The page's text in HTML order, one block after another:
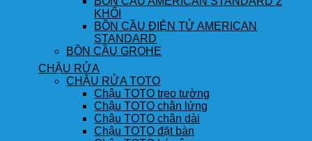
KHỐI
BỒN CẦU ĐIỆN TỬ AMERICAN
STANDARD
BỒN CẦU GROHE
CHẬU RỬA
CHẬU RỬA TOTO
Chậu TOTO treo tường
Chậu TOTO chân lửng
Chậu TOTO chân dài
Chậu TOTO đặt bàn